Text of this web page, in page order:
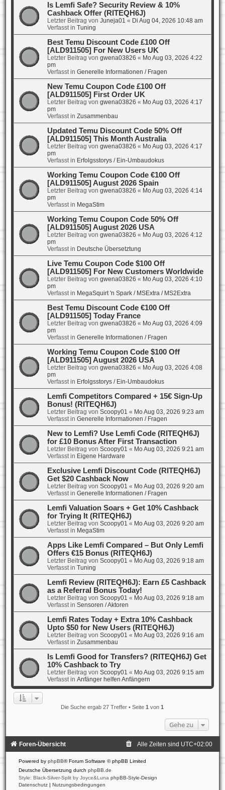
Is Lemfi Safe? Security Review & 10%
Cashback Offer (RITEQH6J)
Letzter Beitrag von Juneja01 « Di Aug 04, 2026 10:48 am
Verfasst in Tuning
Best Temu Discount Code £100 Off
[ALD911505] For New Users UK
Letzter Beitrag von gwena03826 « Mo Aug 03, 2026 4:22
pm
Verfasst in Generelle Informationen / Fragen
New Temu Coupon Code £100 Off
[ALD911505] First Order UK
Letzter Beitrag von gwena03826 « Mo Aug 03, 2026 4:17
pm
Verfasst in Zusammenbau
Updated Temu Discount Code 50% Off
[ALD911505] This Month Australia
Letzter Beitrag von gwena03826 « Mo Aug 03, 2026 4:17
pm
Verfasst in Erfolgsstorys / Ein-Umbaudokus
Working Temu Coupon Code €100 Off
[ALD911505] August 2026 Spain
Letzter Beitrag von gwena03826 « Mo Aug 03, 2026 4:14
pm
Verfasst in MegaStim
Working Temu Coupon Code 50% Off
[ALD911505] August 2026 USA
Letzter Beitrag von gwena03826 « Mo Aug 03, 2026 4:12
pm
Verfasst in Deutsche Übersetztung
Live Temu Coupon Code $100 Off
[ALD911505] For New Customers Worldwide
Letzter Beitrag von gwena03826 « Mo Aug 03, 2026 4:10
pm
Verfasst in MegaSquirt 'n Spark / MSExtra / MS2Extra
Best Temu Discount Code €100 Off
[ALD911505] Today France
Letzter Beitrag von gwena03826 « Mo Aug 03, 2026 4:09
pm
Verfasst in Generelle Informationen / Fragen
Working Temu Coupon Code $100 Off
[ALD911505] August 2026 USA
Letzter Beitrag von gwena03826 « Mo Aug 03, 2026 4:08
pm
Verfasst in Erfolgsstorys / Ein-Umbaudokus
Lemfi Competitors Compared + 15€ Sign-Up
Bonus! (RITEQH6J)
Letzter Beitrag von Scoopy01 « Mo Aug 03, 2026 9:23 am
Verfasst in Generelle Informationen / Fragen
New to Lemfi? Use Lemfi Code (RITEQH6J)
for £10 Bonus After First Transaction
Letzter Beitrag von Scoopy01 « Mo Aug 03, 2026 9:21 am
Verfasst in Eigene Hardware
Exclusive Lemfi Discount Code (RITEQH6J)
Get $20 Cashback Now
Letzter Beitrag von Scoopy01 « Mo Aug 03, 2026 9:20 am
Verfasst in Generelle Informationen / Fragen
Lemfi Valuation Soars + Get 10% Cashback
for Trying It (RITEQH6J)
Letzter Beitrag von Scoopy01 « Mo Aug 03, 2026 9:20 am
Verfasst in MegaStim
Apps Like Lemfi Compared – But Only Lemfi
Offers €15 Bonus (RITEQH6J)
Letzter Beitrag von Scoopy01 « Mo Aug 03, 2026 9:18 am
Verfasst in Tuning
Lemfi Review (RITEQH6J): Earn £5 Cashback
as a Referral Bonus Today!
Letzter Beitrag von Scoopy01 « Mo Aug 03, 2026 9:18 am
Verfasst in Sensoren / Aktoren
Lemfi Rates Today + Extra 10% Cashback
Upto $50 for New Users (RITEQH6J)
Letzter Beitrag von Scoopy01 « Mo Aug 03, 2026 9:16 am
Verfasst in Zusammenbau
Is Lemfi Good for Transfers? (RITEQH6J) Get
10% Cashback to Try
Letzter Beitrag von Scoopy01 « Mo Aug 03, 2026 9:15 am
Verfasst in Anfänger helfen Anfängern
Die Suche ergab 27 Treffer • Seite1 von1
Gehe zu
Foren-Übersicht Alle Zeiten sind UTC+02:00
Powered by phpBB® Forum Software © phpBB Limited
Deutsche Übersetzung durch phpBB.de
Style: Black-Silver-Split by Joyce&Luna phpBB-Style-Design
Datenschutz | Nutzungsbedingungen